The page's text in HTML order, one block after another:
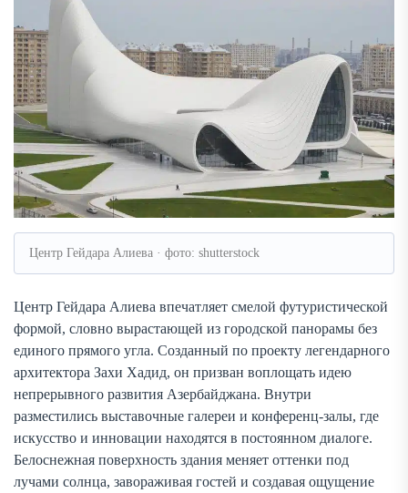
Центр Гейдара Алиева · фото: shutterstock
Центр Гейдара Алиева впечатляет смелой футуристической
формой, словно вырастающей из городской панорамы без
единого прямого угла. Созданный по проекту легендарного
архитектора Захи Хадид, он призван воплощать идею
непрерывного развития Азербайджана. Внутри
разместились выставочные галереи и конференц-залы, где
искусство и инновации находятся в постоянном диалоге.
Белоснежная поверхность здания меняет оттенки под
лучами солнца, завораживая гостей и создавая ощущение